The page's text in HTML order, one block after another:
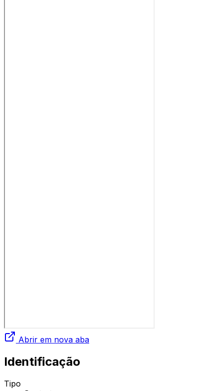
Abrir em nova aba
Identificação
Tipo